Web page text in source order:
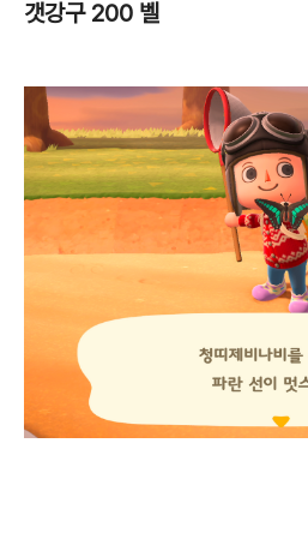
갯강구 200 벨